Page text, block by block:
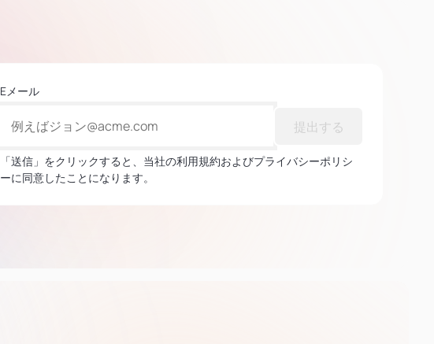
Eメール
提出する
「送信」をクリックすると、当社の利用規約およびプライバシーポリシ
ーに同意したことになります。